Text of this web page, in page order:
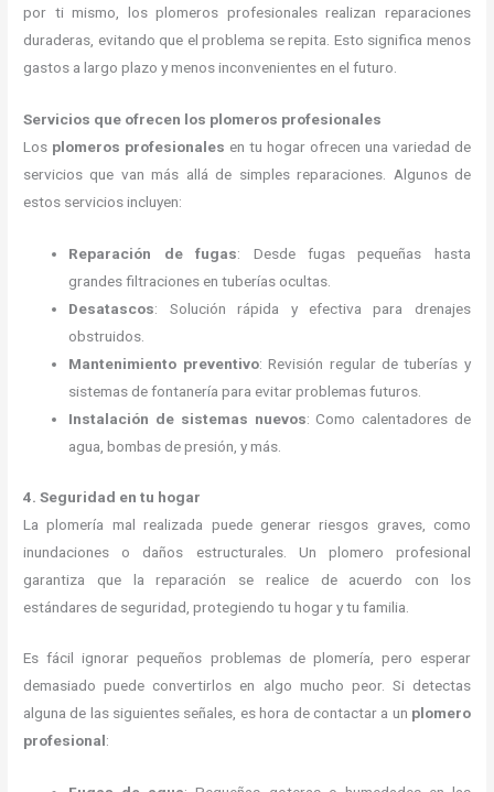
por ti mismo, los plomeros profesionales realizan reparaciones
duraderas, evitando que el problema se repita. Esto significa menos
gastos a largo plazo y menos inconvenientes en el futuro.
Servicios que ofrecen los plomeros profesionales
Los plomeros profesionales en tu hogar ofrecen una variedad de
servicios que van más allá de simples reparaciones. Algunos de
estos servicios incluyen:
Reparación de fugas: Desde fugas pequeñas hasta
grandes filtraciones en tuberías ocultas.
Desatascos: Solución rápida y efectiva para drenajes
obstruidos.
Mantenimiento preventivo: Revisión regular de tuberías y
sistemas de fontanería para evitar problemas futuros.
Instalación de sistemas nuevos: Como calentadores de
agua, bombas de presión, y más.
4. Seguridad en tu hogar
La plomería mal realizada puede generar riesgos graves, como
inundaciones o daños estructurales. Un plomero profesional
garantiza que la reparación se realice de acuerdo con los
estándares de seguridad, protegiendo tu hogar y tu familia.
Es fácil ignorar pequeños problemas de plomería, pero esperar
demasiado puede convertirlos en algo mucho peor. Si detectas
alguna de las siguientes señales, es hora de contactar a un plomero
profesional: